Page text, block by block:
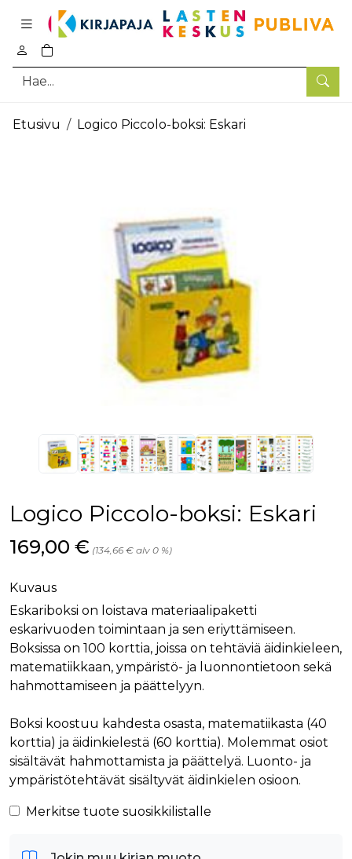
Hae
0
tuotetta ostoskorissa
Pääsisältö
Etusivu Logico Piccolo-boksi: Eskari
Logico Piccolo-boksi: Eskari
Hinta nyt
169,00 € (134,66 € alv 0 %)
Kuvaus
Eskariboksi on loistava materiaalipaketti
eskarivuoden toimintaan ja sen eriyttämiseen.
Boksissa on 100 korttia, joissa on tehtäviä äidinkieleen,
matematiikkaan, ympäristö- ja luonnontietoon sekä
hahmottamiseen ja päättelyyn.
Boksi koostuu kahdesta osasta, matematiikasta (40
korttia) ja äidinkielestä (60 korttia). Molemmat osiot
sisältävät hahmottamista ja päättelyä. Luonto- ja
ympäristötehtävät sisältyvät äidinkielen osioon.
Merkitse tuote suosikkilistalle